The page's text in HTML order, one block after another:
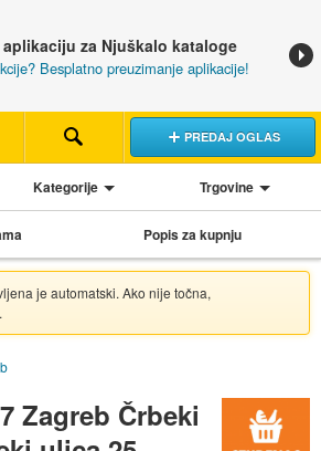
aplikaciju za Njuškalo kataloge
Besplatno preuzimanje aplikacije!
PREDAJ OGLAS
Kategorije Trgovine
Popis za kupnju
je automatski. Ako nije točna,
.
Zagreb Črbeki